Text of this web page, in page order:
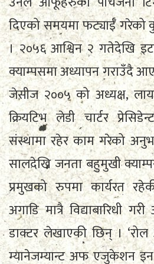
दिएको समयमा फट्याईँ
। २०५६ आश्विन २ गतेदेखि
क्याम्पसमा अध्यापन गराउँदै
जेसीज २००५ को अध्यक्ष,
क्रियटिभ लेडी चार्टर
संस्थामा रहेर काम गरेको
सालदेखि जनता बहुमुखी
प्रमुखको रुपमा कार्यरत
अगाडि मात्रै विद्याबारिधी
डाक्टर लेखाएकी छिन् ।
म्यानेजम्यान्ट अफ एजुकेशन